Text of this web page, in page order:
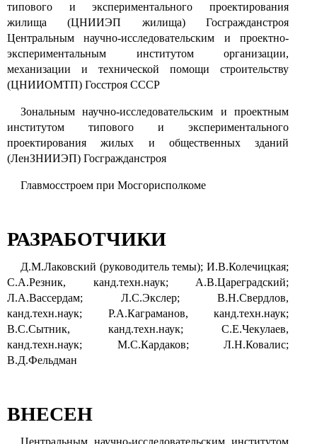
типового и экспериментального проектирования
жилища (ЦНИИЭП жилища) Госгражданстроя
Центральным научно-исследовательским и проектно-
экспериментальным институтом организации,
механизации и технической помощи строительству
(ЦНИИОМТП) Госстроя СССР
Зональным научно-исследовательским и проектным
институтом типового и экспериментального
проектирования жилых и общественных зданий
(ЛенЗНИИЭП) Госгражданстроя
Главмосстроем при Мосгорисполкоме
РАЗРАБОТЧИКИ
Д.М.Лаковский (руководитель темы); И.В.Колечицкая;
С.А.Резник, канд.техн.наук; А.В.Цареградский;
Л.А.Вассердам; Л.С.Экслер; В.Н.Свердлов,
канд.техн.наук; Р.А.Каграманов, канд.техн.наук;
В.С.Сытник, канд.техн.наук; С.Е.Чекулаев,
канд.техн.наук; М.С.Кардаков; Л.Н.Ковалис;
В.Д.Фельдман
ВНЕСЕН
Центральным научно-исследовательским институтом